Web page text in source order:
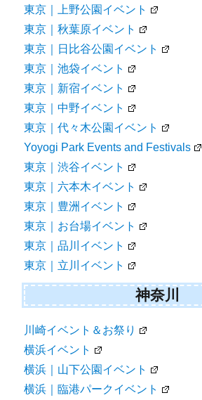
東京｜上野公園イベント
東京｜秋葉原イベント
東京｜日比谷公園イベント
東京｜池袋イベント
東京｜新宿イベント
東京｜中野イベント
東京｜代々木公園イベント
Yoyogi Park Events and Festivals
東京｜渋谷イベント
東京｜六本木イベント
東京｜豊洲イベント
東京｜お台場イベント
東京｜品川イベント
東京｜立川イベント
神奈川
川崎イベント＆お祭り
横浜イベント
横浜｜山下公園イベント
横浜｜臨港パークイベント